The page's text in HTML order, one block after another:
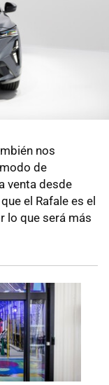
nos
de
venta desde
el Rafale es el
lo que será más